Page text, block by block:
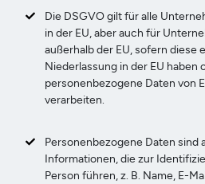
Die DSGVO gilt für alle
in der EU, aber auch für
außerhalb der EU, sofern diese
Niederlassung in der EU haben
personenbezogene Daten von
verarbeiten.
Personenbezogene Daten sind
Informationen, die zur
Person führen, z. B. Name, E-